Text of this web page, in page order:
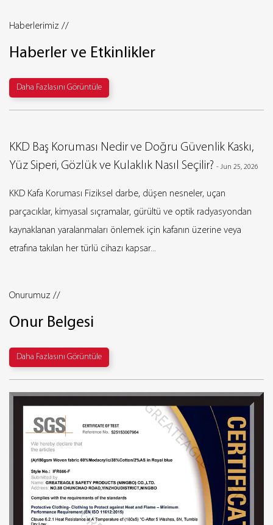
Haberlerimiz //
Haberler ve Etkinlikler
Daha Fazlasını Görüntüle
Baş Koruması Nedir ve Doğru Güvenlik Kaskı,
Siperi, Gözlük ve Kulaklık Nasıl Seçilir? - Jun 25, 2026
Kafa Koruması Fiziksel darbe, düşen nesneler, uçan
kimyasal sıçramalar, gürültü ve optik radyasyondan
yaralanmaları önlemek için kafanın üzerine veya
takılan her türlü cihazı kapsar...
Onurumuz //
Onur Belgesi
Daha Fazlasını Görüntüle